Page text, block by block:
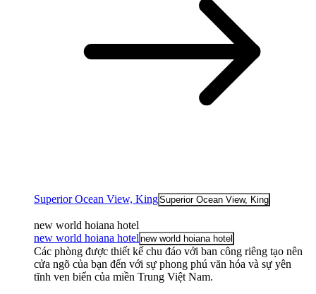
Superior Ocean View, KingSuperior Ocean View, King
new world hoiana hotel
new world hoiana hotel new world hoiana hotel
Các phòng được thiết kế chu đáo với ban công riêng tạo nên
cửa ngõ của bạn đến với sự phong phú văn hóa và sự yên
tĩnh ven biển của miền Trung Việt Nam.